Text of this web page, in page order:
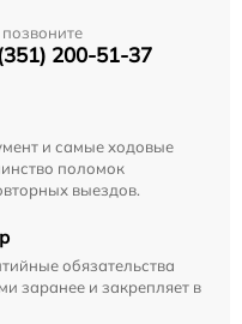
200-51-37
и самые ходовые
поломок
выездов.
обязательства
заранее и закрепляет в